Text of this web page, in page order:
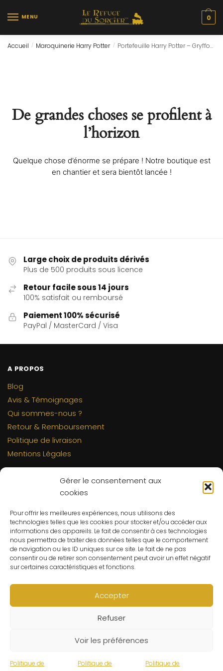
Gérer le consentement aux
cookies
Pour offrir les meilleures expériences, nous utilisons des
technologies telles que les cookies pour stocker et/ou accéder aux
informations des appareils. Le fait de consentir à ces technologies
nous permettra de traiter des données telles que le comportement
de navigation ou les ID uniques sur ce site. Le fait de ne pas
consentir ou de retirer son consentement peut avoir un effet négatif
sur certaines caractéristiques et fonctions.
Accepter
Refuser
Voir les préférences
Politique de Politique de Politique de
MENU 0
Accueil / Maroquinerie Harry Potter / Portefeuille Harry Potter – Gryffondor
De grandes choses se profilent à
l’horizon
Quelque chose d’énorme se prépare ! Notre boutique est
en chantier et sera bientôt lancée !
Large choix de produits dérivés
Plus de 500 produits sous licence
Retour facile sous 14 jours
100% satisfait ou remboursé
Paiement 100% sécurisé
PayPal / MasterCard / Visa
A PROPOS
Blog
Avis & Témoignages
Qui sommes-nous ?
Retour & Remboursement
Politique de livraison
Mentions Légales
Contact
C.G.V
Suivre ma commande
CONTACT
Un problème ? Une question ? Le Refuge du Sorcier™ est
à votre disposition 7j/7 et 24h/24.
Notre règle d’or ? Un client 100% satisfait.
© Le Refuge du Sorcier™